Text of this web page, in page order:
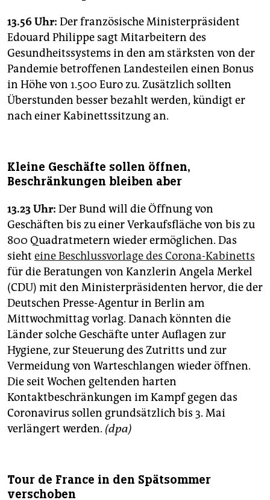
13.56 Uhr: Der französische Ministerpräsident
Edouard Philippe sagt Mitarbeitern des
Gesundheitssystems in den am stärksten von der
Pandemie betroffenen Landesteilen einen Bonus
in Höhe von 1.500 Euro zu. Zusätzlich sollten
Überstunden besser bezahlt werden, kündigt er
nach einer Kabinettssitzung an.
Kleine Geschäfte sollen öffnen,
Beschränkungen bleiben aber
13.23 Uhr: Der Bund will die Öffnung von
Geschäften bis zu einer Verkaufsfläche von bis zu
800 Quadratmetern wieder ermöglichen. Das
sieht eine Beschlussvorlage des Corona-Kabinetts
für die Beratungen von Kanzlerin Angela Merkel
(CDU) mit den Ministerpräsidenten hervor, die der
Deutschen Presse-Agentur in Berlin am
Mittwochmittag vorlag. Danach könnten die
Länder solche Geschäfte unter Auflagen zur
Hygiene, zur Steuerung des Zutritts und zur
Vermeidung von Warteschlangen wieder öffnen.
Die seit Wochen geltenden harten
Kontaktbeschränkungen im Kampf gegen das
Coronavirus sollen grundsätzlich bis 3. Mai
verlängert werden. (dpa)
Tour de France in den Spätsommer
verschoben